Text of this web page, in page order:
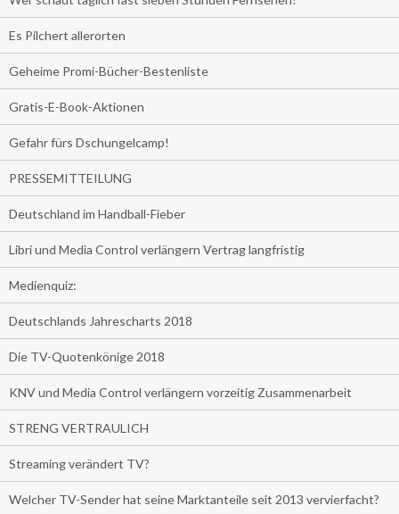
Es Pilchert allerorten
Geheime Promi-Bücher-Bestenliste
Gratis-E-Book-Aktionen
Gefahr fürs Dschungelcamp!
PRESSEMITTEILUNG
Deutschland im Handball-Fieber
Libri und Media Control verlängern Vertrag langfristig
Medienquiz:
Deutschlands Jahrescharts 2018
Die TV-Quotenkönige 2018
KNV und Media Control verlängern vorzeitig Zusammenarbeit
STRENG VERTRAULICH
Streaming verändert TV?
Welcher TV-Sender hat seine Marktanteile seit 2013 vervierfacht?